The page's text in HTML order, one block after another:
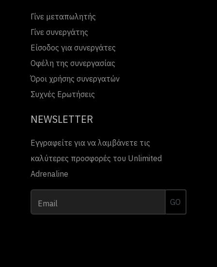
Γίνε μεταπωλητής
Γίνε συνεργάτης
Είσοδος για συνεργάτες
Οφέλη της συνεργασίας
Όροι χρήσης συνεργατών
Συχνές Ερωτήσεις
NEWSLETTER
Εγγραφείτε για να λαμβάνετε τις
καλύτερες προσφορές του Unlimited
Adrenaline
Email GO